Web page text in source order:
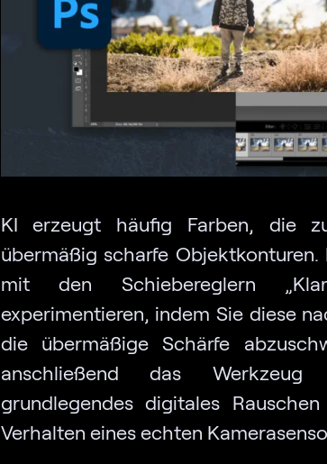
KI erzeugt häufig Farben, die
übermäßig scharfe
mit den Schiebereglern
experimentieren, indem Sie diese
die übermäßige Schärfe
anschließend das
grundlegendes digitales
Verhalten eines echten